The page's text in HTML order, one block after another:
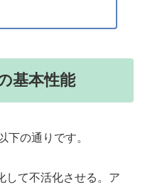
基本性能
下の通りです。
して不活化させる。ア